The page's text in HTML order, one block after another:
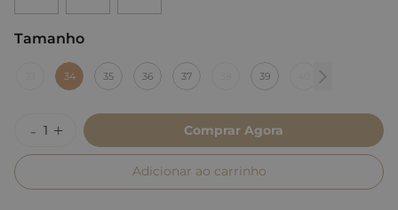
Tamanho
34 35 36 37 39
Comprar Agora
Adicionar ao carrinho